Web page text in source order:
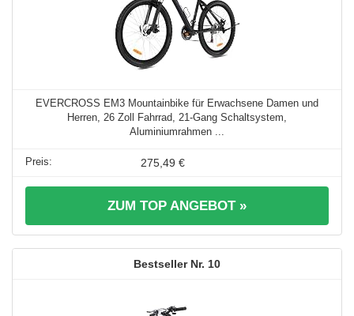
EVERCROSS EM3 Mountainbike für Erwachsene Damen und
Herren, 26 Zoll Fahrrad, 21-Gang Schaltsystem,
Aluminiumrahmen ...
275,49 €
ZUM TOP ANGEBOT »
10